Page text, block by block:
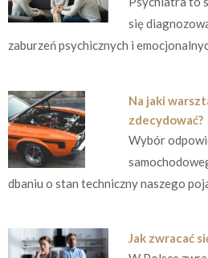
się
zaburzeń psychicznych i
Na jaki
zdecydować?
Wybór
dbaniu o stan techniczny naszego
Jak zwracać